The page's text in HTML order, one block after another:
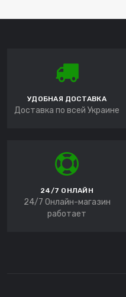
УДОБНАЯ ДОСТАВКА
Доставка по всей Украине
24/7 ОНЛАЙН
24/7 Онлайн-магазин
работает